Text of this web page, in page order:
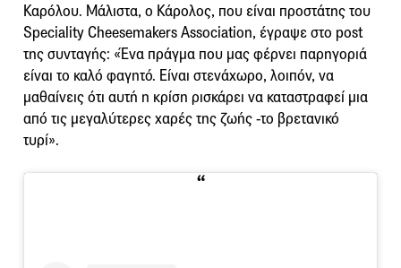
Καρόλου. Μάλιστα, ο Κάρολος, που είναι προστάτης του
Speciality Cheesemakers Association, έγραψε στο post
της συνταγής: «Ένα πράγμα που μας φέρνει παρηγοριά
είναι το καλό φαγητό. Είναι στενάχωρο, λοιπόν, να
μαθαίνεις ότι αυτή η κρίση ρισκάρει να καταστραφεί μια
από τις μεγαλύτερες χαρές της ζωής -το βρετανικό
τυρί».